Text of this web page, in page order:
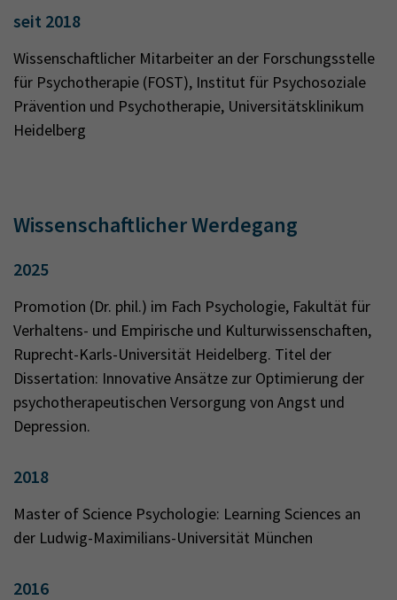
seit 2018
Wissenschaftlicher Mitarbeiter an der Forschungsstelle
für Psychotherapie (FOST), Institut für Psychosoziale
Prävention und Psychotherapie, Universitätsklinikum
Heidelberg
Wissenschaftlicher Werdegang
2025
Promotion (Dr. phil.) im Fach Psychologie, Fakultät für
Verhaltens- und Empirische und Kulturwissenschaften,
Ruprecht-Karls-Universität Heidelberg. Titel der
Dissertation: Innovative Ansätze zur Optimierung der
psychotherapeutischen Versorgung von Angst und
Depression.
2018
Master of Science Psychologie: Learning Sciences an
der Ludwig-Maximilians-Universität München
2016